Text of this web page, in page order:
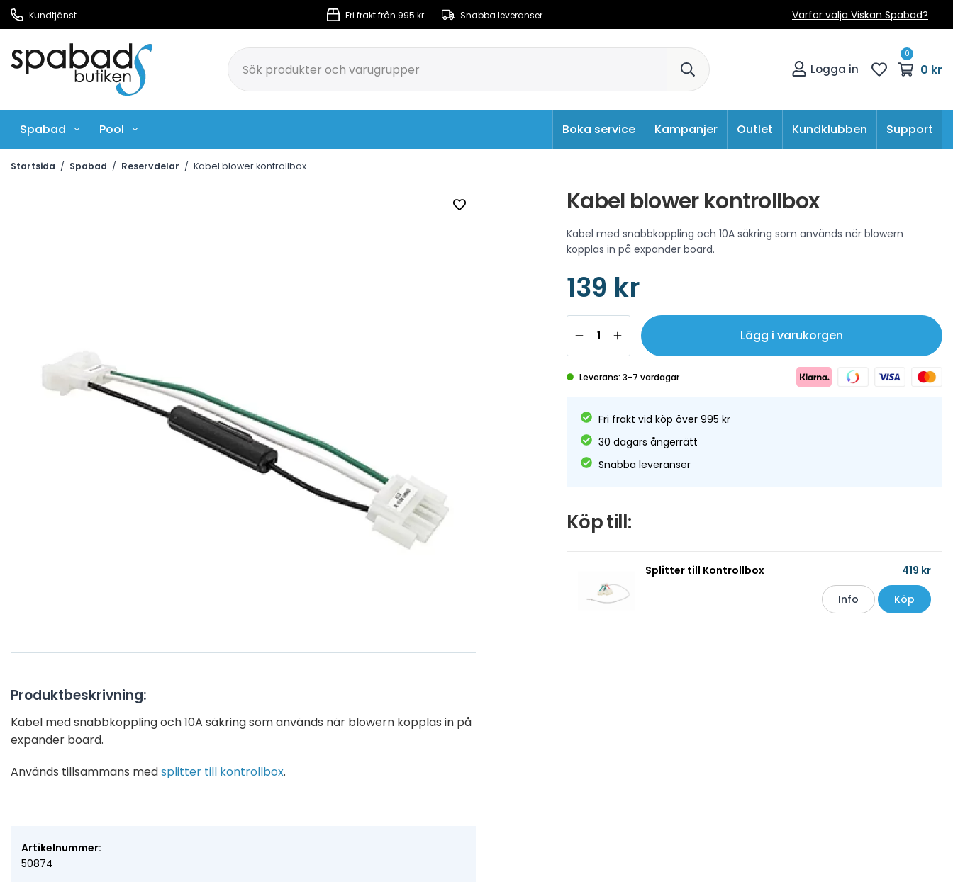
Kundtjänst Fri frakt från 995 kr Snabba leveranser Varför välja Viskan Spabad?
Logga in
0
0 kr
Spabad Pool Boka service Kampanjer Outlet Kundklubben Support
Startsida / Spabad / Reservdelar / Kabel blower kontrollbox
Kabel blower kontrollbox
Kabel med snabbkoppling och 10A säkring som används när blowern
kopplas in på expander board.
139 kr
Lägg i varukorgen
Leverans: 3-7 vardagar
Fri frakt vid köp över 995 kr
30 dagars ångerrätt
Snabba leveranser
Köp till:
419 kr
Info Köp
Splitter till Kontrollbox
Produktbeskrivning:
Kabel med snabbkoppling och 10A säkring som används när blowern kopplas in på
expander board.
Används tillsammans medsplitter till kontrollbox.
Artikelnummer:
50874